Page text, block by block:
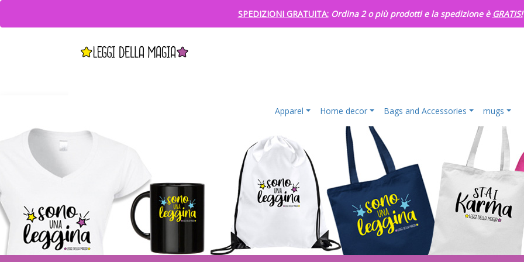
SPEDIZIONI GRATUITA: Ordina 2 o più prodotti e la spedizione è GRATIS!
Apparel Home decor Bags and Accessories mugs